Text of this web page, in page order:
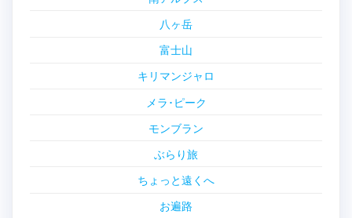
八ヶ岳
富士山
キリマンジャロ
メラ･ピーク
モンブラン
ぶらり旅
ちょっと遠くへ
お遍路